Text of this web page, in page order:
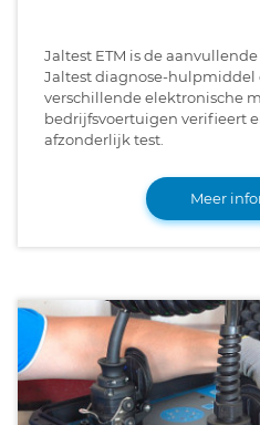
Jaltest ETM is de
Jaltest diagnose-hulpmiddel
verschillende elektronische
bedrijfsvoertuigen verifieert
afzonderlijk test.
Meer